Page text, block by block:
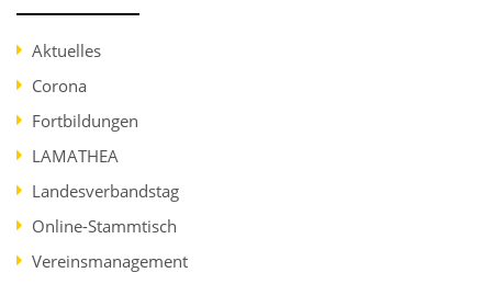
Aktuelles
Corona
Fortbildungen
LAMATHEA
Landesverbandstag
Online-Stammtisch
Vereinsmanagement